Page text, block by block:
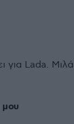
για Lada.
μου